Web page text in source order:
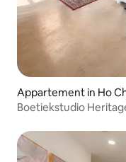
Appartement in Ho
Boetiekstudio